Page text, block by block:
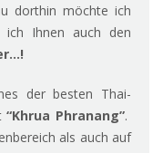
dorthin möchte ich
ich Ihnen auch den
der besten Thai-
“Khrua Phranang”.
als auch auf